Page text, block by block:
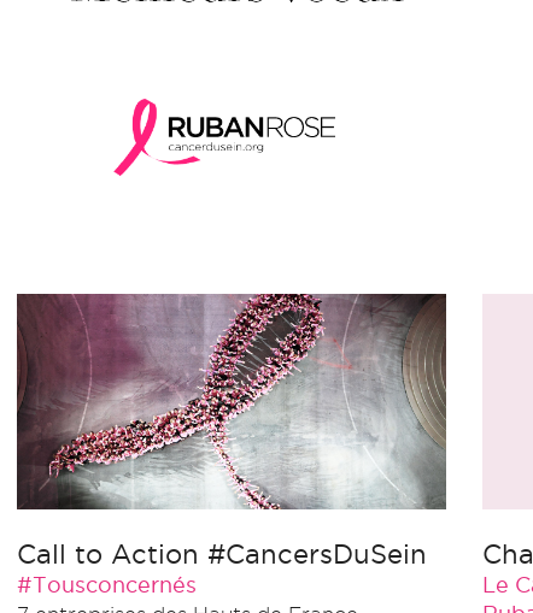
Call to Action #CancersDuSein
#Tousconcernés
Le